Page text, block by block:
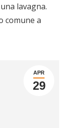
lavagna.
comune a
APR
29